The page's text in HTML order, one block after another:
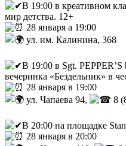
В 19:00 в креативном
мир детства. 12+
28 января а 19:00
ул. им. Калинина, 368
В 19:00 в Sgt. PEPPER’S
вечеринка «Бездельник» в
28 января в 19:00
ул. Чапаева 94,
8
В 20:00 на площадке
28 января в 20:00